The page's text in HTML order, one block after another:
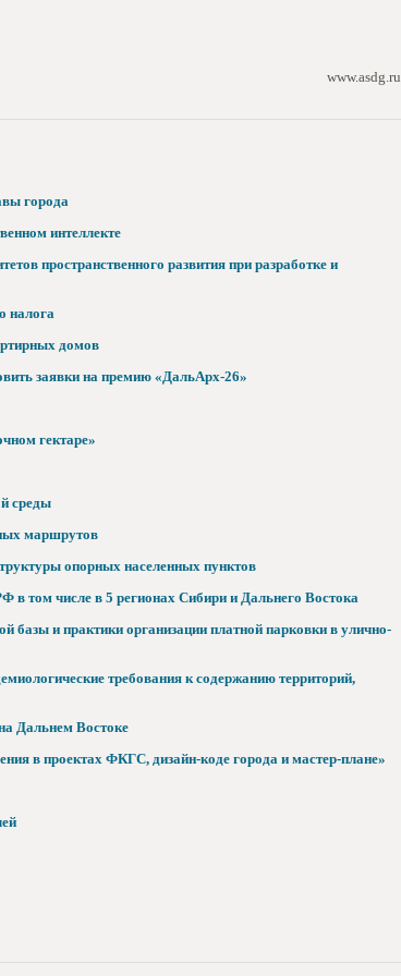
www.asdg.ru
города
интеллекте
пространственного развития при разработке и
налога
домов
заявки на премию «ДальАрх-26»
гектаре»
среды
маршрутов
опорных населенных пунктов
том числе в 5 регионах Сибири и Дальнего Востока
базы и практики организации платной парковки в улично-
требования к содержанию территорий,
Дальнем Востоке
в проектах ФКГС, дизайн-коде города и мастер-плане»